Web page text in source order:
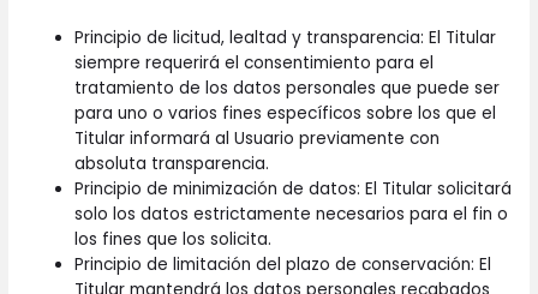
Principio de licitud, lealtad y transparencia: El Titular
siempre requerirá el consentimiento para el
tratamiento de los datos personales que puede ser
para uno o varios fines específicos sobre los que el
Titular informará al Usuario previamente con
absoluta transparencia.
Principio de minimización de datos: El Titular solicitará
solo los datos estrictamente necesarios para el fin o
los fines que los solicita.
Principio de limitación del plazo de conservación: El